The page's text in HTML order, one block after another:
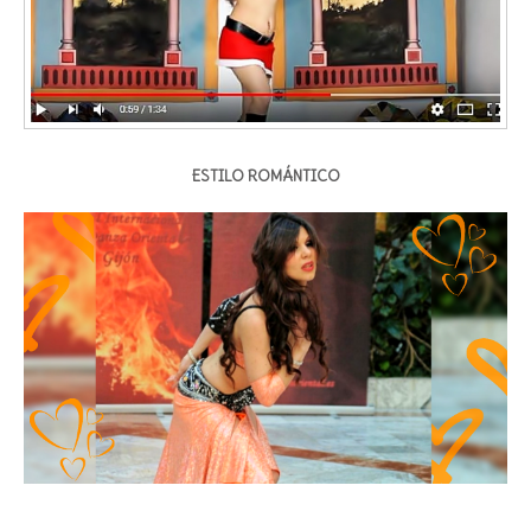
ESTILO ROMÁNTICO